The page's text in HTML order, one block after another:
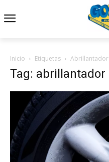
Inicio Etiquetas Abrillantador
Tag: abrillantador